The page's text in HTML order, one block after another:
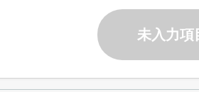
未入力項